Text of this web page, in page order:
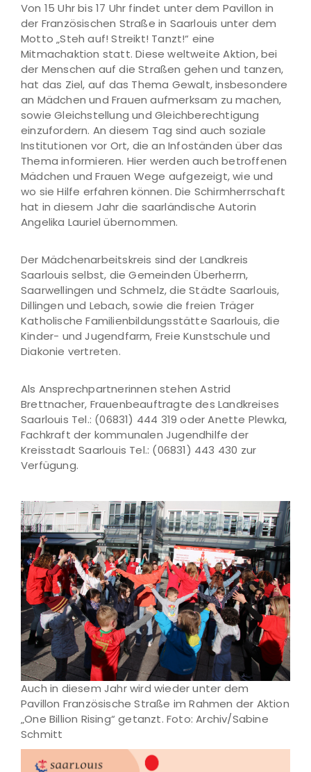
Von 15 Uhr bis 17 Uhr findet unter dem Pavillon in
der Französischen Straße in Saarlouis unter dem
Motto „Steh auf! Streikt! Tanzt!“ eine
Mitmachaktion statt. Diese weltweite Aktion, bei
der Menschen auf die Straßen gehen und tanzen,
hat das Ziel, auf das Thema Gewalt, insbesondere
an Mädchen und Frauen aufmerksam zu machen,
sowie Gleichstellung und Gleichberechtigung
einzufordern. An diesem Tag sind auch soziale
Institutionen vor Ort, die an Infoständen über das
Thema informieren. Hier werden auch betroffenen
Mädchen und Frauen Wege aufgezeigt, wie und
wo sie Hilfe erfahren können. Die Schirmherrschaft
hat in diesem Jahr die saarländische Autorin
Angelika Lauriel übernommen.
Der Mädchenarbeitskreis sind der Landkreis
Saarlouis selbst, die Gemeinden Überherrn,
Saarwellingen und Schmelz, die Städte Saarlouis,
Dillingen und Lebach, sowie die freien Träger
Katholische Familienbildungsstätte Saarlouis, die
Kinder- und Jugendfarm, Freie Kunstschule und
Diakonie vertreten.
Als Ansprechpartnerinnen stehen Astrid
Brettnacher, Frauenbeauftragte des Landkreises
Saarlouis Tel.: (06831) 444 319 oder Anette Plewka,
Fachkraft der kommunalen Jugendhilfe der
Kreisstadt Saarlouis Tel.: (06831) 443 430 zur
Verfügung.
Auch in diesem Jahr wird wieder unter dem
Pavillon Französische Straße im Rahmen der Aktion
„One Billion Rising“ getanzt. Foto: Archiv/Sabine
Schmitt